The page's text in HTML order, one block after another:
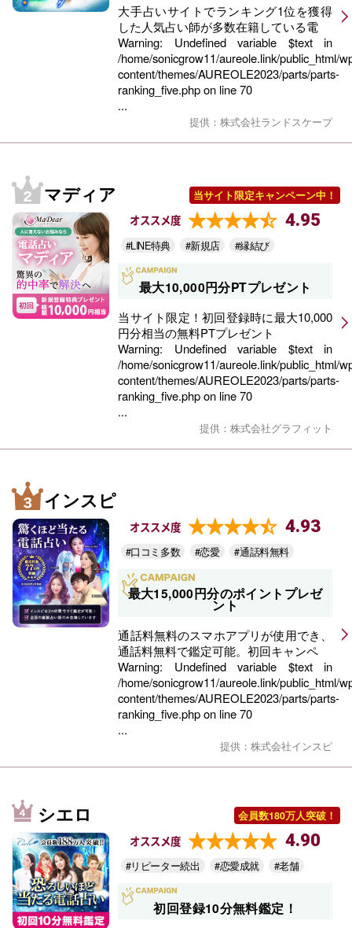
大手占いサイトでランキング1位を獲得
した人気占い師が多数在籍している電
Warning: Undefined variable $text in
/home/sonicgrow11/aureole.link/public_html/
content/themes/AUREOLE2023/parts/parts-
ranking_five.phpon line70
...
提供：株式会社ランドスケープ
マディア 当サイト限定キャンペーン中！
オススメ度 4.95
#LINE特典 #新規店 #縁結び
最大10,000円分PTプレゼント
当サイト限定！初回登録時に最大10,000
円分相当の無料PTプレゼント
Warning: Undefined variable $text in
/home/sonicgrow11/aureole.link/public_html/
content/themes/AUREOLE2023/parts/parts-
ranking_five.phpon line70
...
提供：株式会社グラフィット
インスピ
オススメ度 4.93
#口コミ多数 #恋愛 #通話料無料
最大15,000円分のポイントプレゼ
ント
通話料無料のスマホアプリが使用でき、
通話料無料で鑑定可能。初回キャンペ
Warning: Undefined variable $text in
/home/sonicgrow11/aureole.link/public_html/
content/themes/AUREOLE2023/parts/parts-
ranking_five.phpon line70
...
提供：株式会社インスピ
シエロ 会員数180万人突破！
オススメ度 4.90
#リピーター続出 #恋愛成就 #老舗
初回登録10分無料鑑定！